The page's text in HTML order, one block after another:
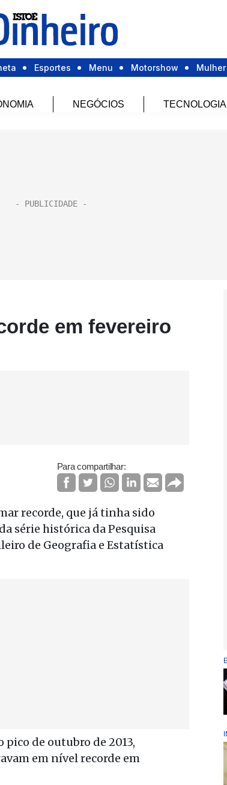
Esportes Menu Motorshow Mulher
NEGÓCIOS TECNOLOGIA
em fevereiro
Para compartilhar:
recorde, que já tinha sido
série histórica da Pesquisa
de Geografia e Estatística
pico de outubro de 2013,
em nível recorde em